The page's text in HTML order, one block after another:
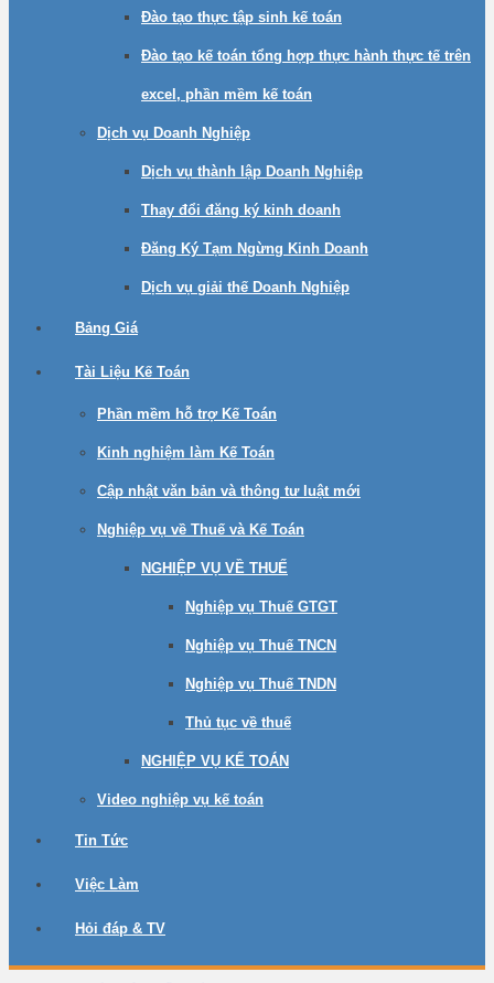
Đào tạo thực tập sinh kế toán
Đào tạo kế toán tổng hợp thực hành thực tế trên
excel, phần mềm kế toán
Dịch vụ Doanh Nghiệp
Dịch vụ thành lập Doanh Nghiệp
Thay đổi đăng ký kinh doanh
Đăng Ký Tạm Ngừng Kinh Doanh
Dịch vụ giải thế Doanh Nghiệp
Bảng Giá
Tài Liệu Kế Toán
Phần mềm hỗ trợ Kế Toán
Kinh nghiệm làm Kế Toán
Cập nhật văn bản và thông tư luật mới
Nghiệp vụ về Thuế và Kế Toán
NGHIỆP VỤ VỀ THUẾ
Nghiệp vụ Thuế GTGT
Nghiệp vụ Thuế TNCN
Nghiệp vụ Thuế TNDN
Thủ tục về thuế
NGHIỆP VỤ KẾ TOÁN
Video nghiệp vụ kế toán
Tin Tức
Việc Làm
Hỏi đáp & TV